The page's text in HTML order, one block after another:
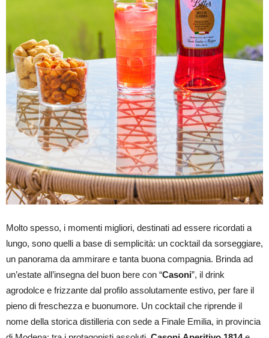
Molto spesso, i momenti migliori, destinati ad essere ricordati a
lungo, sono quelli a base di semplicità: un cocktail da sorseggiare,
un panorama da ammirare e tanta buona compagnia. Brinda ad
un’estate all’insegna del buon bere con “Casoni”, il drink
agrodolce e frizzante dal profilo assolutamente estivo, per fare il
pieno di freschezza e buonumore. Un cocktail che riprende il
nome della storica distilleria con sede a Finale Emilia, in provincia